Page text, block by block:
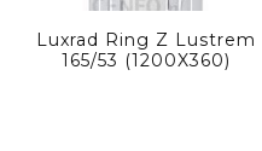
Luxrad Ring Z Lustrem
165/53 (1200X360)